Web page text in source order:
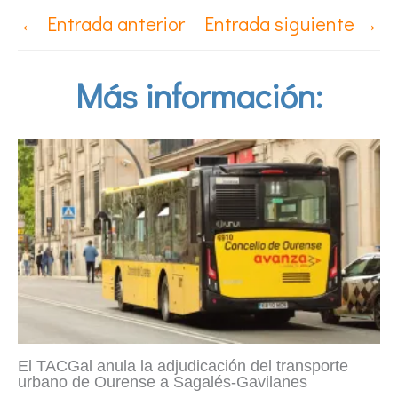
← Entrada anterior Entrada siguiente →
Más información:
El TACGal anula la adjudicación del transporte
urbano de Ourense a Sagalés-Gavilanes